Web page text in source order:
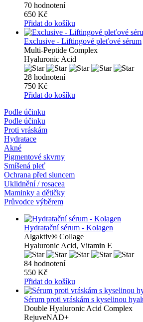
70 hodnotení
650 Kč
Přidat do košíku
Exclusive - Liftingové pleťové sérum
Multi-Peptide Complex
Hyaluronic Acid
28 hodnotení
750 Kč
Přidat do košíku
Podle účinku
Podle účinku
Proti vráskám
Hydratace
Akné
Pigmentové skvrny
Smíšená pleť
Ochrana před sluncem
Uklidnění / rosacea
Maminky a dětičky
Průvodce výběrem
Hydratační sérum - Kolagen
Algaktiv® Collage
Hyaluronic Acid, Vitamin E
84 hodnotení
550 Kč
Přidat do košíku
Sérum proti vráskám s kyselinou
Double Hyaluronic Acid Complex
RejuveNAD+